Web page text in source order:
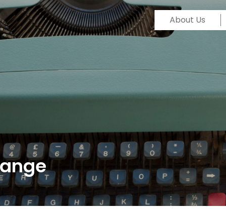
About Us